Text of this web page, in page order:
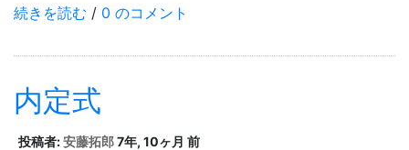
続きを読む / 0 のコメント
内定式
投稿者:安藤拓郎7年, 10ヶ月 前